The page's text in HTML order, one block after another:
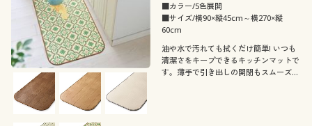
■カラー/5色展開
■サイズ/横90×縦45cm～横270×縦
60cm
油や水で汚れても拭くだけ簡単! いつも
清潔さをキープできるキッチンマットで
す。薄手で引き出しの開閉もスムーズ。